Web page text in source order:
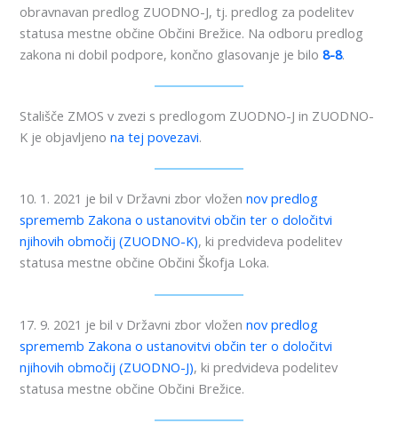
obravnavan predlog ZUODNO-J, tj. predlog za podelitev
statusa mestne občine Občini Brežice. Na odboru predlog
zakona ni dobil podpore, končno glasovanje je bilo8-8.
Stališče ZMOS v zvezi s predlogom ZUODNO-J in ZUODNO-
K je objavljenona tej povezavi.
10. 1. 2021 je bil v Državni zbor vložennov predlog
sprememb Zakona o ustanovitvi občin ter o določitvi
njihovih območij (ZUODNO-K), ki predvideva podelitev
statusa mestne občine Občini Škofja Loka.
17. 9. 2021 je bil v Državni zbor vložennov predlog
sprememb Zakona o ustanovitvi občin ter o določitvi
njihovih območij (ZUODNO-J), ki predvideva podelitev
statusa mestne občine Občini Brežice.